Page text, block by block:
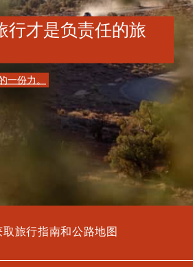
行才是负责任的旅
一份力。
取旅行指南和公路地图